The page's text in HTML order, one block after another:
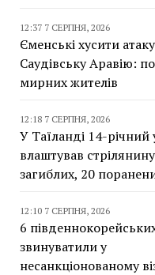
12:37 7 СЕРПНЯ, 2026
Єменські хусити
Саудівську Аравію:
мирних жителів
12:18 7 СЕРПНЯ, 2026
У Таїланді 14-річний
влаштував
загиблих, 20
12:10 7 СЕРПНЯ, 2026
6
звинуватили у
несанкціонованому